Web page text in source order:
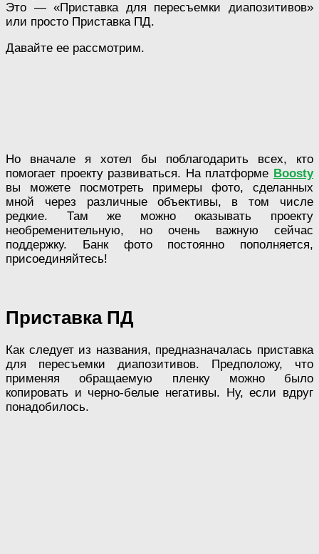
Это — «Приставка для пересъемки диапозитивов»
или просто Приставка ПД.
Давайте ее рассмотрим.
Но вначале я хотел бы поблагодарить всех, кто
помогает проекту развиваться. На платформе Boosty
вы можете посмотреть примеры фото, сделанных
мной через различные объективы, в том числе
редкие. Там же можно оказывать проекту
необременительную, но очень важную сейчас
поддержку. Банк фото постоянно пополняется,
присоединяйтесь!
Приставка ПД
Как следует из названия, предназначалась приставка
для пересъемки диапозитивов. Предположу, что
применяя обращаемую пленку можно было
копировать и черно-белые негативы. Ну, если вдруг
понадобилось.